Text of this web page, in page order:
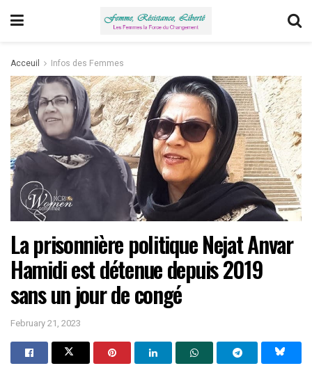
Acceuil Infos des Femmes
La prisonnière politique Nejat Anvar
Hamidi est détenue depuis 2019
sans un jour de congé
February 21, 2023